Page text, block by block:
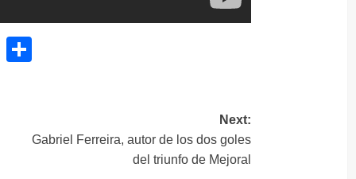
Print
Next:
Gabriel Ferreira, autor de los dos goles
del triunfo de Mejoral